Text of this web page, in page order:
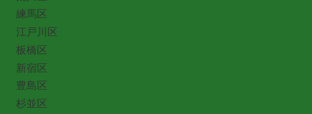
練馬区
江戸川区
板橋区
新宿区
豊島区
杉並区